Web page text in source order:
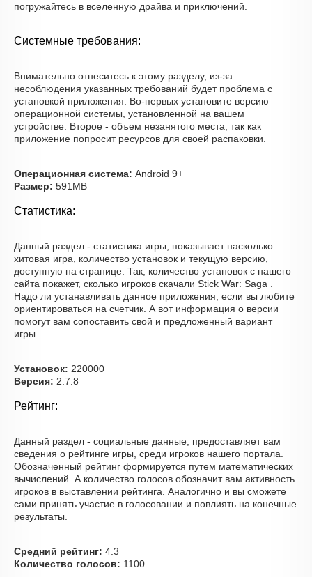
погружайтесь в вселенную драйва и приключений.
Системные требования:
Внимательно отнеситесь к этому разделу, из-за
несоблюдения указанных требований будет проблема с
установкой приложения. Во-первых установите версию
операционной системы, установленной на вашем
устройстве. Второе - объем незанятого места, так как
приложение попросит ресурсов для своей распаковки.
Операционная система: Android 9+
Размер: 591MB
Статистика:
Данный раздел - статистика игры, показывает насколько
хитовая игра, количество установок и текущую версию,
доступную на странице. Так, количество установок с нашего
сайта покажет, сколько игроков скачали Stick War: Saga .
Надо ли устанавливать данное приложения, если вы любите
ориентироваться на счетчик. А вот информация о версии
помогут вам сопоставить свой и предложенный вариант
игры.
Установок: 220000
Версия: 2.7.8
Рейтинг:
Данный раздел - социальные данные, предоставляет вам
сведения о рейтинге игры, среди игроков нашего портала.
Обозначенный рейтинг формируется путем математических
вычислений. А количество голосов обозначит вам активность
игроков в выставлении рейтинга. Аналогично и вы сможете
сами принять участие в голосовании и повлиять на конечные
результаты.
Средний рейтинг: 4.3
Количество голосов: 1100